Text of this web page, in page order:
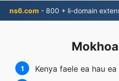
ns6.com - 800 + li-domain
1 Kenya faele ea hau